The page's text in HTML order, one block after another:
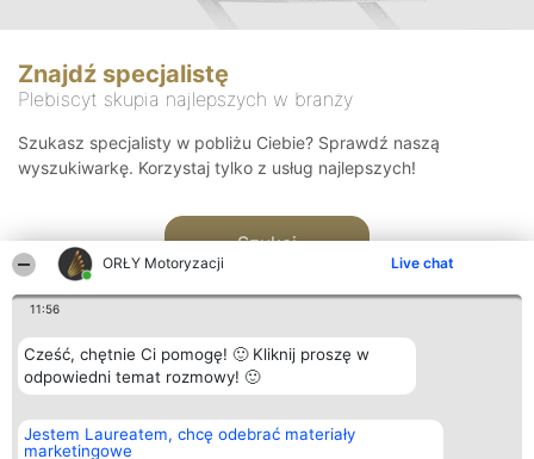
ORŁY Motoryzacji Live chat
11:56
Cześć, chętnie Ci pomogę! 🙂 Kliknij proszę w
odpowiedni temat rozmowy! 🙂
Jestem Laureatem, chcę odebrać materiały
marketingowe
Znajdź specjalistę
Plebiscyt skupia najlepszych w branży
Szukasz specjalisty w pobliżu Ciebie? Sprawdź naszą
wyszukiwarkę. Korzystaj tylko z usług najlepszych!
Szukaj
Organizator plebiscytu
Bright Side Solutions sp. z o.
o. sp. k.
Plebiscyt
Laureaci
Kontakt
Kontakt